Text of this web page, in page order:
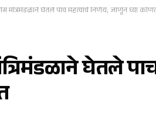
मंत्रिमंडळाने घेतले पाच महत्वाचे निर्णय; जाणून घ्या
घेतले